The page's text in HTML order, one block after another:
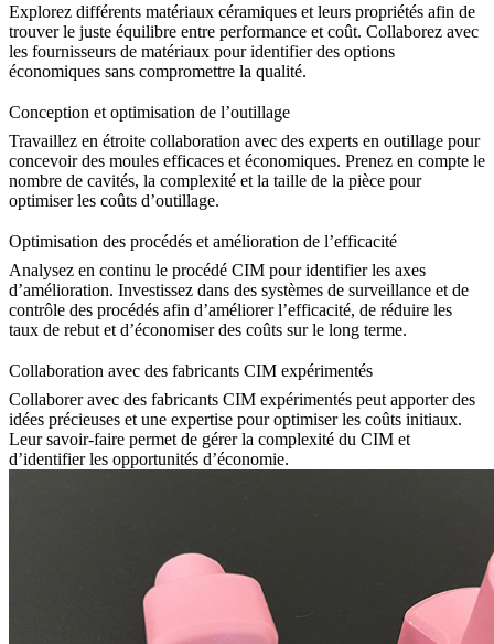
Explorez différents matériaux céramiques et leurs propriétés afin de
trouver le juste équilibre entre performance et coût. Collaborez avec
les fournisseurs de matériaux pour identifier des options
économiques sans compromettre la qualité.
Conception et optimisation de l’outillage
Travaillez en étroite collaboration avec des experts en outillage pour
concevoir des moules efficaces et économiques. Prenez en compte le
nombre de cavités, la complexité et la taille de la pièce pour
optimiser les coûts d’outillage.
Optimisation des procédés et amélioration de l’efficacité
Analysez en continu le procédé CIM pour identifier les axes
d’amélioration. Investissez dans des systèmes de surveillance et de
contrôle des procédés afin d’améliorer l’efficacité, de réduire les
taux de rebut et d’économiser des coûts sur le long terme.
Collaboration avec des fabricants CIM expérimentés
Collaborer avec des fabricants CIM expérimentés peut apporter des
idées précieuses et une expertise pour optimiser les coûts initiaux.
Leur savoir-faire permet de gérer la complexité du CIM et
d’identifier les opportunités d’économie.